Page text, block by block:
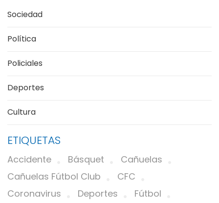
Sociedad
Política
Policiales
Deportes
Cultura
ETIQUETAS
Accidente Básquet
Cañuelas
Cañuelas Fútbol Club
CFC
Coronavirus
Deportes
Fútbol